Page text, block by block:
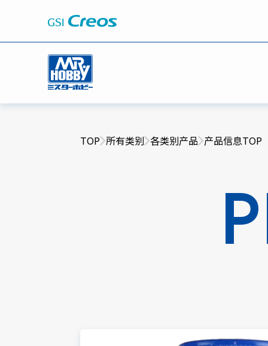
TOP 所有类别 各类别产品 产品信息TOP